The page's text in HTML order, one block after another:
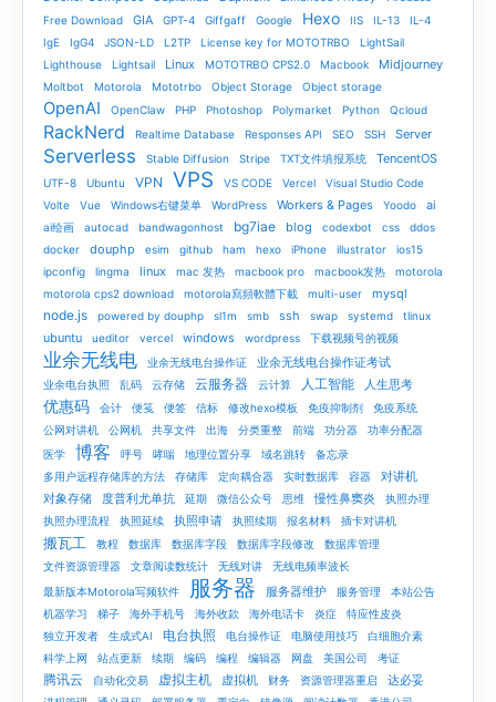
Free Download
GIA GPT-4 Giffgaff Google Hexo IIS IL-13
IL-4
IgE
IgG4 JSON-LD L2TP License key for MOTOTRBO
LightSail
Lighthouse
Lightsail Linux MOTOTRBO CPS2.0 Macbook Midjourney
Moltbot Motorola Mototrbo Object Storage Object storage
OpenAI OpenClaw PHP Photoshop Polymarket Python Qcloud
RackNerd Realtime Database Responses API SEO SSH Server
Serverless Stable Diffusion Stripe TXT文件填报系统 TencentOS
UTF-8 Ubuntu VPN VPS VS CODE Vercel
Visual Studio Code
Volte
Vue Windows右键菜单 WordPress Workers & Pages Yoodo ai
ai绘画 autocad bandwagonhost bg7iae blog codexbot css
ddos
docker
douphp esim github ham hexo iPhone illustrator
ios15
ipconfig
lingma linux mac 发热 macbook pro macbook发热
motorola
motorola cps2 download
motorola寫頻軟體下載 multi-user mysql
node.js powered by douphp sl1m smb ssh swap systemd tlinux
ubuntu ueditor vercel windows wordpress 下载视频号的视频
业余无线电 业余无线电台操作证 业余无线电台操作证考试
业余电台执照 乱码 云存储 云服务器 云计算 人工智能 人生思考
优惠码 会计 便笺 便签 信标 修改hexo模板 免疫抑制剂
免疫系统
公网对讲机
公网机 共享文件 出海 分类重整 前端 功分器
功率分配器
医学
博客 呼号 哮喘 地理位置分享 域名跳转
备忘录
多用户远程存储库的方法
存储库 定向耦合器 实时数据库 容器
对讲机
对象存储
度普利尤单抗 延期 微信公众号 思维 慢性鼻窦炎
执照办理
执照办理流程
执照延续 执照申请 执照续期 报名材料 插卡对讲机
搬瓦工 教程 数据库 数据库字段 数据库字段修改
数据库管理
文件资源管理器
文章阅读数统计 无线对讲
无线电频率波长
最新版本Motorola写频软件
服务器 服务器维护 服务管理
本站公告
机器学习
梯子 海外手机号 海外收款 海外电话卡 炎症
特应性皮炎
独立开发者
生成式AI 电台执照 电台操作证 电脑使用技巧
白细胞介素
科学上网
站点更新 续期 编码 编程 编辑器 网盘 美国公司 考证
腾讯云 自动化交易 虚拟主机 虚拟机 财务 资源管理器重启 达必妥